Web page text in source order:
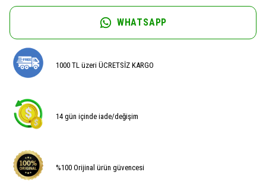
WHATSAPP
1000 TL üzeri ÜCRETSİZ KARGO
14 gün içinde iade/değişim
%100 Orijinal ürün güvencesi